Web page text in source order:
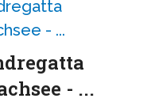
- ...